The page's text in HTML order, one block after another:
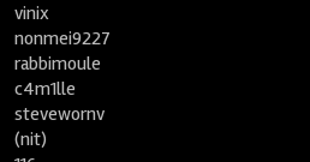
vinix
nonmei9227
rabbimoule
c4m1lle
stevewornv
(nit)